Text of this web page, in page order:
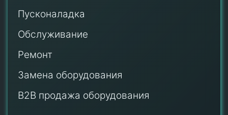
Пусконаладка
Обслуживание
Ремонт
Замена оборудования
B2B продажа оборудования